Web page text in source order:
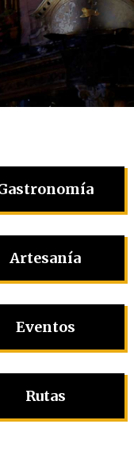
Artesanía
Eventos
Rutas